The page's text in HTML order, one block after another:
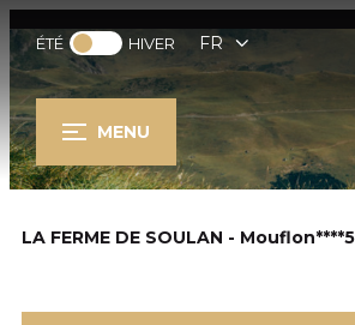
ÉTÉ HIVER FR
MENU
LA FERME DE SOULAN -